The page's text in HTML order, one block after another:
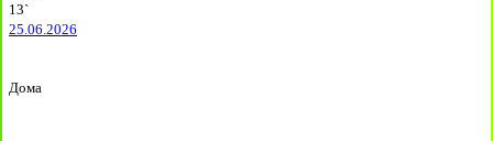
13`
25.06.2026
Дома